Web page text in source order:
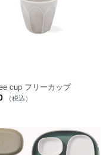
cup フリーカップ
（税込）